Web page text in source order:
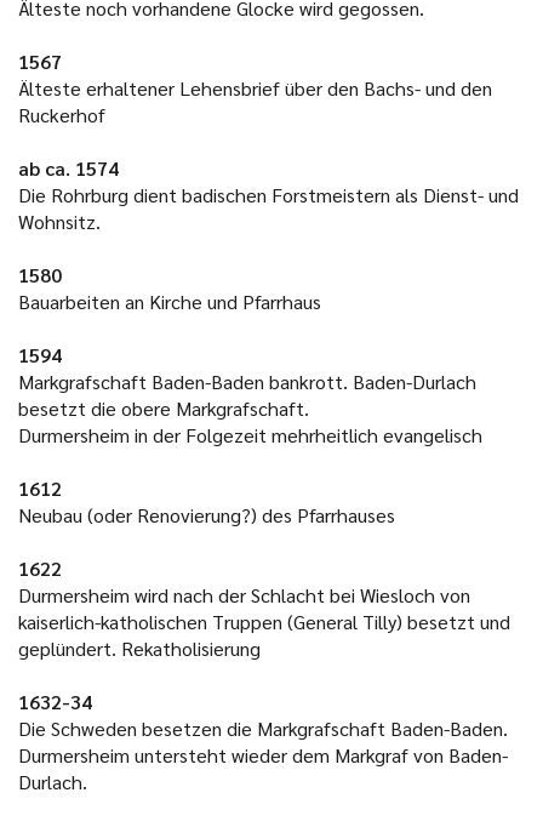
Älteste noch vorhandene Glocke wird gegossen.
1567
Älteste erhaltener Lehensbrief über den Bachs- und den
Ruckerhof
ab ca. 1574
Die Rohrburg dient badischen Forstmeistern als Dienst- und
Wohnsitz.
1580
Bauarbeiten an Kirche und Pfarrhaus
1594
Markgrafschaft Baden-Baden bankrott. Baden-Durlach
besetzt die obere Markgrafschaft.
Durmersheim in der Folgezeit mehrheitlich evangelisch
1612
Neubau (oder Renovierung?) des Pfarrhauses
1622
Durmersheim wird nach der Schlacht bei Wiesloch von
kaiserlich-katholischen Truppen (General Tilly) besetzt und
geplündert. Rekatholisierung
1632-34
Die Schweden besetzen die Markgrafschaft Baden-Baden.
Durmersheim untersteht wieder dem Markgraf von Baden-
Durlach.